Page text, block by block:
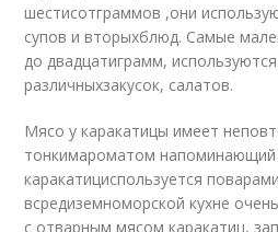
шестисотграммов ,они
супов и вторыхблюд. Самые
до двадцатиграмм,
различныхзакусок, салатов.
Мясо у каракатицы имеет
тонкимароматом
каракатициспользуется
всредиземноморской кухне
с отварным мясом каракатиц,